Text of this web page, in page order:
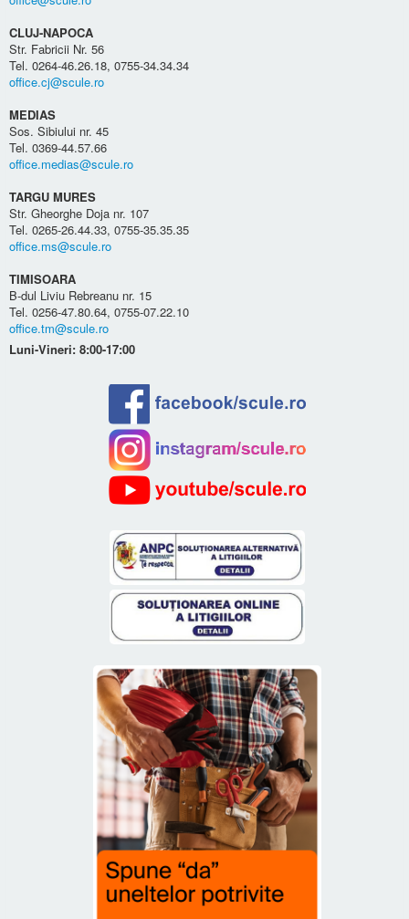
CLUJ-NAPOCA
Str. Fabricii Nr. 56
Tel. 0264-46.26.18, 0755-34.34.34
office.cj@scule.ro
MEDIAS
Sos. Sibiului nr. 45
Tel. 0369-44.57.66
office.medias@scule.ro
TARGU MURES
Str. Gheorghe Doja nr. 107
Tel. 0265-26.44.33, 0755-35.35.35
office.ms@scule.ro
TIMISOARA
B-dul Liviu Rebreanu nr. 15
Tel. 0256-47.80.64, 0755-07.22.10
office.tm@scule.ro
Luni-Vineri: 8:00-17:00